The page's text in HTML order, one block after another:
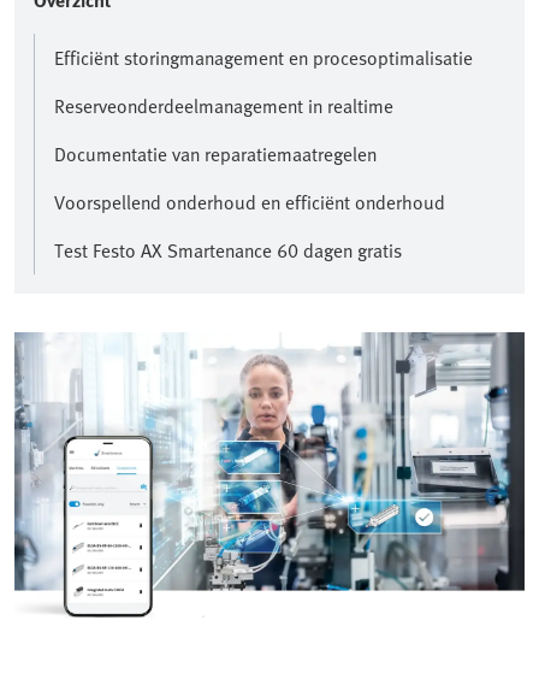
Efficiënt storingmanagement en procesoptimalisatie
Reserveonderdeelmanagement in realtime
Documentatie van reparatiemaatregelen
Voorspellend onderhoud en efficiënt onderhoud
Test Festo AX Smartenance 60 dagen gratis